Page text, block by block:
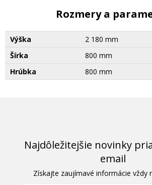
Rozmery a
Výška
2 180 mm
Šírka
800 mm
Hrúbka
800 mm
Najdôležitejšie novinky
email
Získajte zaujímavé informácie vždy